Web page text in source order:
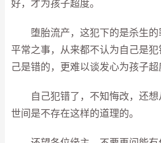
好，才为孩子超度。
堕胎流产，这犯下的是杀生的
平常之事，从来都不认为自己是
己是错的，更难以谈发心为孩子超
自己犯错了，不知悔改，还想
世间是不存在这样的道理的。